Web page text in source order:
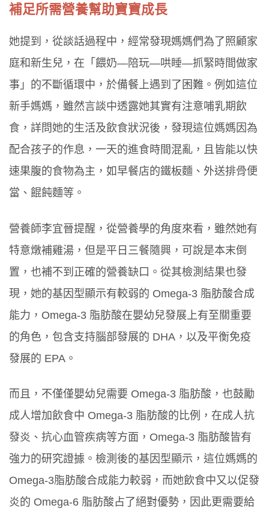
補足所需營養幫助寶寶成長
她提到，從談話過程中，經常發現媽媽們為了照顧家
庭和新生兒，在「餵奶—陪玩—哄睡—抓緊時間做家
事」的不斷循環中，於備餐上遇到了困難。例如這位
新手媽媽，雖然言談中透露她其實有注意哺乳期飲
食，詳問她的生活及飲食狀況後，發現這位媽媽因為
配合孩子的作息，一天的進食時間混亂，且皆能以快
速果腹的食物為主，如早餐店的鐵板麵、外送排骨便
當、餛飩麵等。
營養師李宜晉提醒，從營養學的角度來看，雖然她有
特意燉補雞湯，但是平日三餐隨興，可說是本末倒
置，也補不到正確的營養缺口。從其檢測結果也發
現，她的基因型顯示有較弱的 Omega-3 脂肪酸合成
能力，Omega-3 脂肪酸在嬰幼兒發展上有至關重要
的角色，包含支持腦部發展的 DHA，以及平衡免疫
發展的 EPA。
而且，不僅僅嬰幼兒需要 Omega-3 脂肪酸，也鼓勵
成人增加飲食中 Omega-3 脂肪酸的比例，在成人抗
發炎、抗心血管疾病等方面，Omega-3 脂肪酸皆有
強力的研究證據。檢測後的基因型顯示，這位媽媽的
Omega-3脂肪酸合成能力較弱，而她飲食中又以促發
炎的 Omega-6 脂肪酸占了絕對優勢，因此更需要給